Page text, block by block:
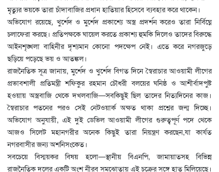
মৃত্যুর ভয়কে তারা চাঁদাবাজির প্রধান হাতিয়ার হিসেবে ব্যবহার করে থাকেন।
অভিযোগ রয়েছে, খুর্শেদ ও মুর্শেদ প্রকাশ্যে অস্ত্র প্রদর্শন করেও তারা নির্বিঘ্নে
চলাফেরা করছে। প্রতিপক্ষকে ঘায়েল করতে প্রকাশ্য হুমকি দিলেও তাদের বিরুদ্ধে
আইনশৃঙ্খলা বাহিনীর দৃশ্যমান কোনো পদক্ষেপ নেই। এতে করে নগরজুড়ে
ছড়িয়ে পড়েছে ভয় ও আতঙ্কল।
রাজনৈতিক সূত্র জানায়, মুর্শেদ ও খুর্শেদ বিগত দিনে স্বৈরাচার আওয়ামী লীগের
প্রভাবশালী প্রতিমন্ত্রী শফিকুর রহমান চৌধরী বলয়ের ঘনিষ্ঠ ও আশীর্বাদপুষ্ট
হওয়ায় অস্ত্রবাজি থেকে দখলবাজি—সবকিছুই ছিল তাদের নিত্যদিনের কাজ।
স্বৈরাচার পতনের পরও সেই নেটওয়ার্ক অক্ষত থাকা প্রশ্নের জন্ম দিচ্ছে।
অভিযোগ অনুযায়ী, এই দুই ডেভিল আওয়ামী লীগের গুরুত্বপূর্ণ পদে থেকে
আজও সিলেট মহানগরীর অনেক কিছুই তারা নিয়ন্ত্রণ করছেন,যা কার্যত
নগরবাসীর জন্য অশনিসংকেত।
সবচেয়ে বিস্ময়কর বিষয় হলো—স্থানীয় বিএনপি, জামায়াতসহ বিভিন্ন
রাজনৈতিক দলের একটি অংশ নীরব সমঝোতায় এই চক্রের সঙ্গে হাত মিলিয়েছে।